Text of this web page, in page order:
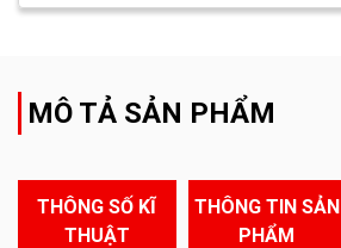
MÔ TẢ SẢN PHẨM
THÔNG SỐ KĨ
THUẬT
THÔNG TIN SẢN
PHẨM